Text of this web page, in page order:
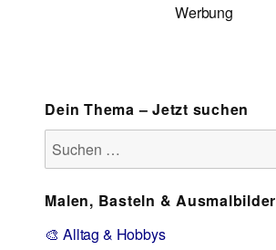
Werbung
Dein Thema – Jetzt suchen
Suchen
nach:
Malen, Basteln & Ausmalbilder
🎨 Alltag & Hobbys